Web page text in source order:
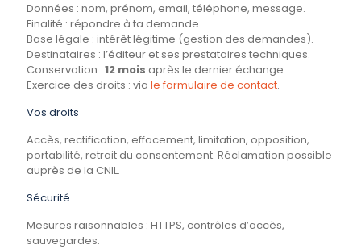
Données : nom, prénom, email, téléphone, message.
Finalité : répondre à ta demande.
Base légale : intérêt légitime (gestion des demandes).
Destinataires : l’éditeur et ses prestataires techniques.
Conservation : 12 mois après le dernier échange.
Exercice des droits : via le formulaire de contact.
Vos droits
Accès, rectification, effacement, limitation, opposition,
portabilité, retrait du consentement. Réclamation possible
auprès de la CNIL.
Sécurité
Mesures raisonnables : HTTPS, contrôles d’accès,
sauvegardes.